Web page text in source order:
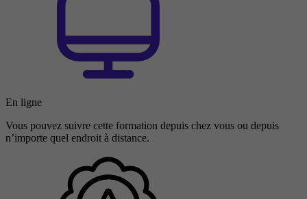
En ligne
Vous pouvez suivre cette formation depuis chez vous ou depuis
n’importe quel endroit à distance.